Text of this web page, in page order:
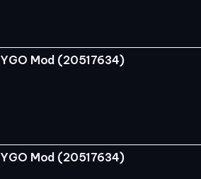
YGO Mod (20517634)
YGO Mod (20517634)